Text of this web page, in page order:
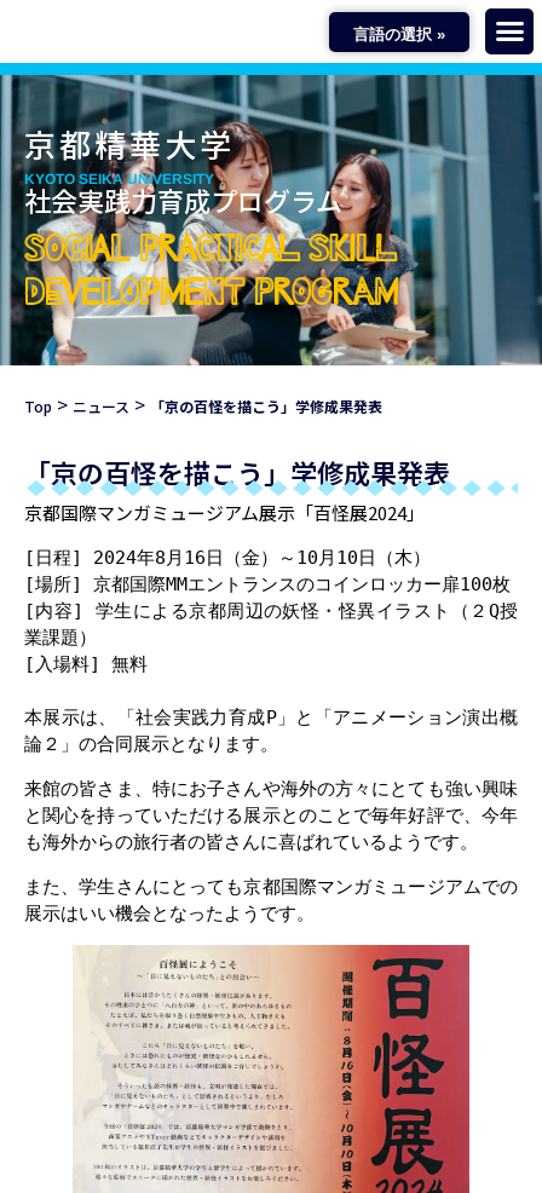
京都精華大学
KYOTO SEIKA UNIVERSITY
社会実践力育成プログラム
SOCIAL PRACTICAL SKILL
DEVELOPMENT PROGRAM
Top > ニュース > 「京の百怪を描こう」学修成果発表
「京の百怪を描こう」学修成果発表
京都国際マンガミュージアム展示「百怪展2024」
[日程] 2024年8月16日（金）～10月10日（木）
[場所] 京都国際MMエントランスのコインロッカー扉100枚
[内容] 学生による京都周辺の妖怪・怪異イラスト（２Q授
業課題）
[入場料] 無料
本展示は、「社会実践力育成P」と「アニメーション演出概
論２」の合同展示となります。
来館の皆さま、特にお子さんや海外の方々にとても強い興味
と関心を持っていただける展示とのことで毎年好評で、今年
も海外からの旅行者の皆さんに喜ばれているようです。
また、学生さんにとっても京都国際マンガミュージアムでの
展示はいい機会となったようです。
言語の選択 »